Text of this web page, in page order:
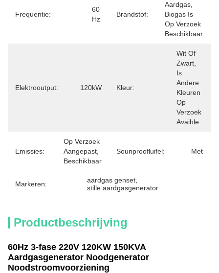
Frequentie:
60
Hz
Brandstof:
Aardgas,
Biogas Is
Op Verzoek
Beschikbaar
Elektrooutput: 120kW Kleur:
Wit Of
Zwart,
Is
Andere
Kleuren
Op
Verzoek
Avaible
Emissies:
Op Verzoek
Aangepast,
Beschikbaar
Sounproofluifel: Met
Markeren: aardgas genset
stille aardgasgenerator
Productbeschrijving
60Hz 3-fase 220V 120KW 150KVA
Aardgasgenerator Noodgenerator
Noodstroomvoorziening